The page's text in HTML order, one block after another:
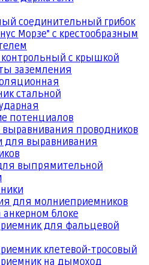
соединительный грибок
Морзе" с крестообразным
с крышкой
заземления
стальной
потенциалов
проводников
для выравнивания
выпрямительной
для молниеприемников
блоке
для фальцевой
клетевой-тросовый
на дымоход